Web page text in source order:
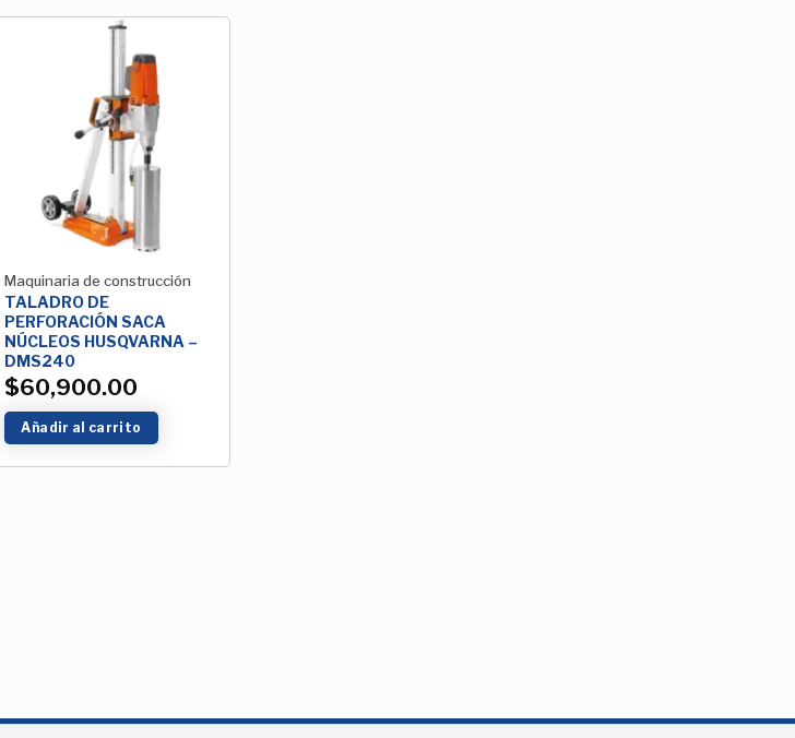
Maquinaria de construcción
TALADRO DE
PERFORACIÓN SACA
NÚCLEOS HUSQVARNA –
DMS240
$60,900.00
Añadir al carrito